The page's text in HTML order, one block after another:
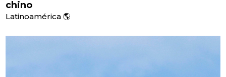
chino
Latinoamérica 🌎